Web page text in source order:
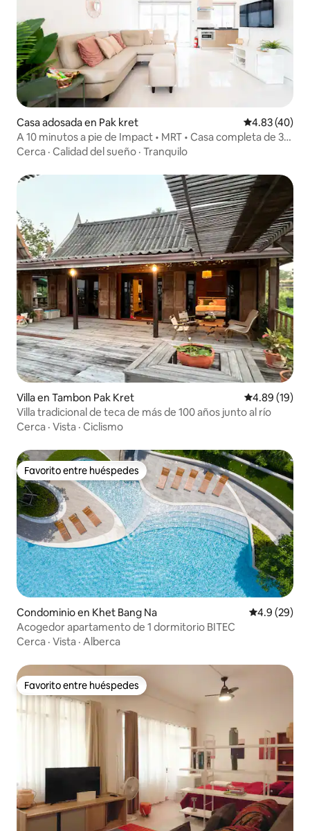
Casa adosada en Pak kret Calificación
4.83 (40)
A 10 minutos a pie de Impact • MRT • Casa completa de 3
recámaras
Cerca · Calidad del sueño · Tranquilo
Villa en Tambon Pak Kret Calificación
4.89 (19)
Villa tradicional de teca de más de 100 años junto al río
Cerca · Vista · Ciclismo
Favorito entre huéspedes
Favorito entre huéspedes
Condominio en Khet Bang Na Calificación
4.9 (29)
Acogedor apartamento de 1 dormitorio BITEC
Cerca · Vista · Alberca
Favorito entre huéspedes
Favorito entre huéspedes